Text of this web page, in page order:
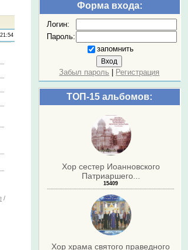
Форма входа:
Логин:
Пароль:
запомнить
Забыл пароль Регистрация
ТОП-15 альбомов:
Хор сестер Иоанновского
Патриаршего...
15409
Хор храма святого праведного
/